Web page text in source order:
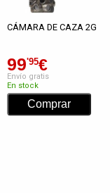
CÁMARA DE CAZA 2G
99'95€
Envío gratis
En stock